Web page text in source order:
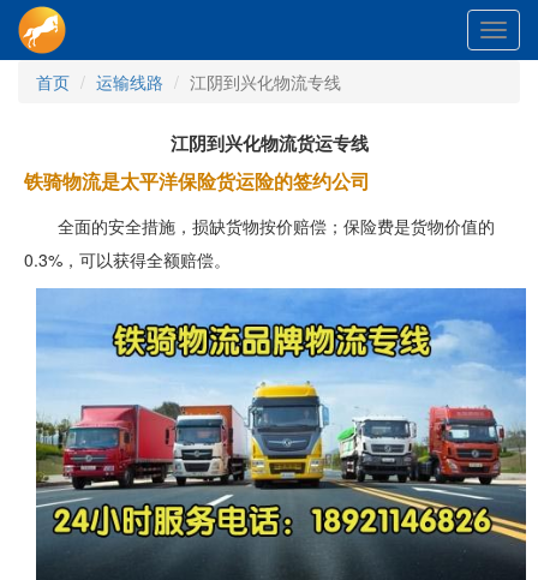
首页
运输线路 江阴到兴化物流专线
江阴到兴化物流货运专线
铁骑物流是太平洋保险货运险的签约公司
全面的安全措施，损缺货物按价赔偿；保险费是货物价值的
0.3%，可以获得全额赔偿。